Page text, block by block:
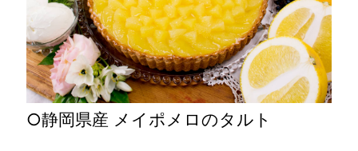
○静岡県産 メイポメロのタルト